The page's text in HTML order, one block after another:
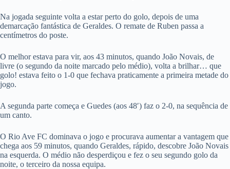
Na jogada seguinte volta a estar perto do golo, depois de uma
demarcação fantástica de Geraldes. O remate de Ruben passa a
centímetros do poste.
O melhor estava para vir, aos 43 minutos, quando João Novais, de
livre (o segundo da noite marcado pelo médio), volta a brilhar… que
golo! estava feito o 1-0 que fechava praticamente a primeira metade do
jogo.
A segunda parte começa e Guedes (aos 48′) faz o 2-0, na sequência de
um canto.
O Rio Ave FC dominava o jogo e procurava aumentar a vantagem que
chega aos 59 minutos, quando Geraldes, rápido, descobre João Novais
na esquerda. O médio não desperdiçou e fez o seu segundo golo da
noite, o terceiro da nossa equipa.